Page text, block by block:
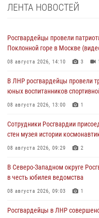
ЛЕНТА НОВОСТЕЙ
Росгвардейцы провели
Поклонной горе в Москве
08 августа 2026, 14:10 3
В ЛНР росгвардейцы провели
юных воспитанников
08 августа 2026, 13:00 1
Сотрудники Росгвардии
стен музея истории
08 августа 2026, 09:29 2
В Северо-Западном округе
в честь юбилея ведомства
08 августа 2026, 09:03 1
Росгвардейцы в ЛНР